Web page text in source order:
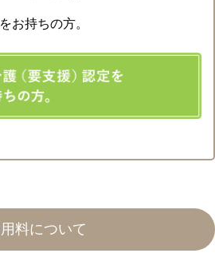
お持ちの方。
料について